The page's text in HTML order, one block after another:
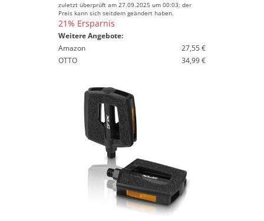
zuletzt überprüft am 27.09.2025 um 00:03; der
Preis kann sich seitdem geändert haben.
21% Ersparnis
Weitere Angebote:
Amazon
27,55 €
OTTO
34,99 €